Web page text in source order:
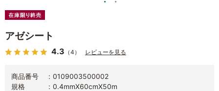
アゼシート
4.3 （4） レビューを見る
商品番号
0109003500002
規格
0.4mmX60cmX50m